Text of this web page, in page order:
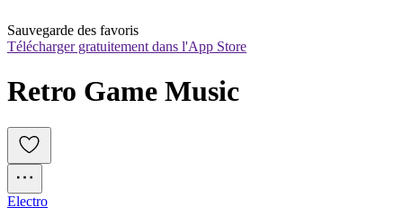
Sauvegarde des favoris
Télécharger gratuitement dans l'App Store
Electro